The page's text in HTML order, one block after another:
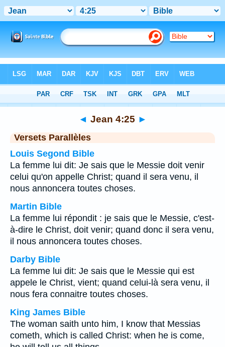
Chapitre 4> Verset 25
◄ Jean 4:25 ►
Versets Parallèles
Louis Segond Bible
La femme lui dit: Je sais que le Messie doit venir
celui qu'on appelle Christ; quand il sera venu, il
nous annoncera toutes choses.
Martin Bible
La femme lui répondit : je sais que le Messie, c'est-
à-dire le Christ, doit venir; quand donc il sera venu,
il nous annoncera toutes choses.
Darby Bible
La femme lui dit: Je sais que le Messie qui est
appele le Christ, vient; quand celui-là sera venu, il
nous fera connaitre toutes choses.
King James Bible
The woman saith unto him, I know that Messias
cometh, which is called Christ: when he is come,